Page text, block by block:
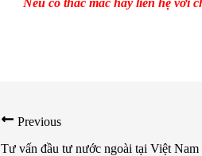
Previous
Tư vấn đầu tư nước ngoài tại Việt Nam